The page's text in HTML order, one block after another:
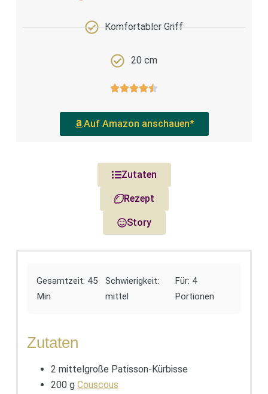
Komfortabler Griff
20 cm
Auf Amazon anschauen*
Zutaten
Rezept
Story
Gesamtzeit: 45
Min
Schwierigkeit:
mittel
Für: 4
Portionen
Zutaten
2 mittelgroße Patisson-Kürbisse
200 g Couscous